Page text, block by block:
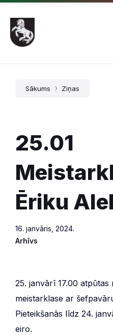
Pāriet
saturu
Skip
main
navigation
Skip
footer
Sākums Ziņas
25.01
Ēriku
16. janvāris, 2024.
Arhīvs
25. janvārī 17.00 atpūtas
meistarklase ar
Pieteikšanās līdz 24.
eiro.